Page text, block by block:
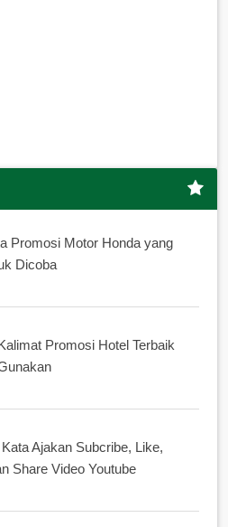
Promosi Motor Honda yang
Dicoba
Promosi Hotel Terbaik
Ajakan Subcribe, Like,
Share Video Youtube